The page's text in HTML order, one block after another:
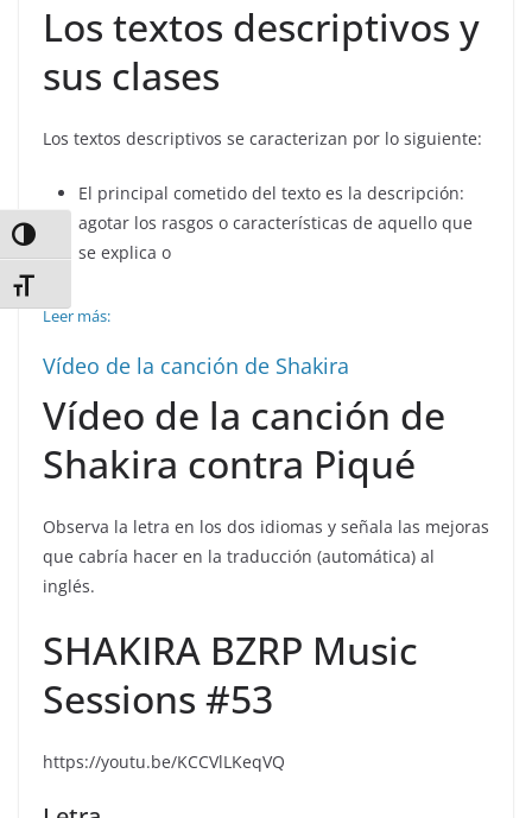
Alternar alto contraste
Alternar tamaño de letra
Los textos descriptivos y
sus clases
Los textos descriptivos se caracterizan por lo siguiente:
El principal cometido del texto es la descripción:
agotar los rasgos o características de aquello que
se explica o
Leer más:
Vídeo de la canción de Shakira
Vídeo de la canción de
Shakira contra Piqué
Observa la letra en los dos idiomas y señala las mejoras
que cabría hacer en la traducción (automática) al
inglés.
SHAKIRA BZRP Music
Sessions #53
https://youtu.be/KCCVlLKeqVQ